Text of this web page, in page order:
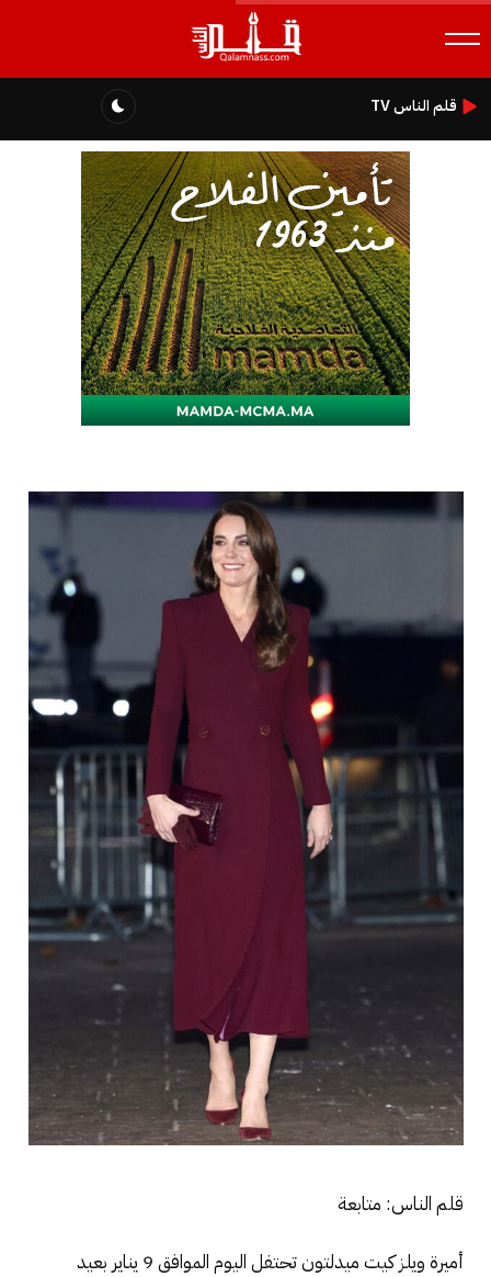
قلم الناس TV
قلم الناس: متابعة
أميرة ويلز كيت ميدلتون تحتفل اليوم الموافق 9 يناير بعيد